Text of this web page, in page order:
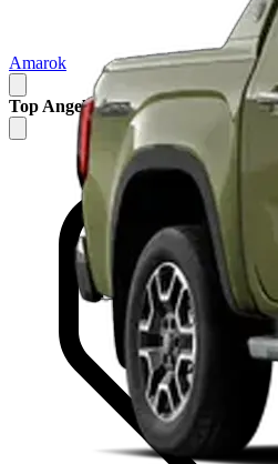
Amarok
Top Angebote für dich reduziert5